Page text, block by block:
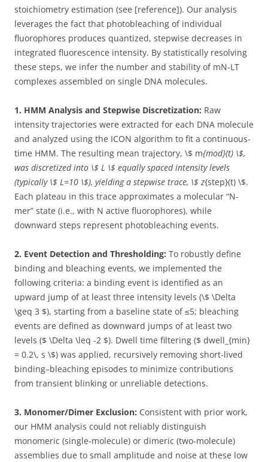
stoichiometry estimation (see [reference]). Our analysis
leverages the fact that photobleaching of individual
fluorophores produces quantized, stepwise decreases in
integrated fluorescence intensity. By statistically resolving
these steps, we infer the number and stability of mN-LT
complexes assembled on single DNA molecules.
1. HMM Analysis and Stepwise Discretization: Raw
intensity trajectories were extracted for each DNA molecule
and analyzed using the ICON algorithm to fit a continuous-
time HMM. The resulting mean trajectory, \$ m{mod}(t) \$,
was discretized into \$ L \$ equally spaced intensity levels
(typically \$ L=10 \$), yielding a stepwise trace, \$ z{step}(t) \$.
Each plateau in this trace approximates a molecular “N-
mer” state (i.e., with N active fluorophores), while
downward steps represent photobleaching events.
2. Event Detection and Thresholding: To robustly define
binding and bleaching events, we implemented the
following criteria: a binding event is identified as an
upward jump of at least three intensity levels (\$ \Delta
\geq 3 $), starting from a baseline state of ≤5; bleaching
events are defined as downward jumps of at least two
levels ($ \Delta \leq -2 $). Dwell time filtering ($ dwell_{min}
= 0.2\, s \$) was applied, recursively removing short-lived
binding–bleaching episodes to minimize contributions
from transient blinking or unreliable detections.
3. Monomer/Dimer Exclusion: Consistent with prior work,
our HMM analysis could not reliably distinguish
monomeric (single-molecule) or dimeric (two-molecule)
assemblies due to small amplitude and noise at these low